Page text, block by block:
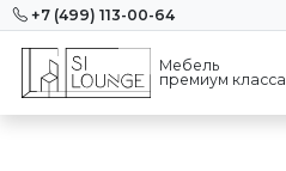
+7 (499) 113-00-64
Мебель
премиум класса